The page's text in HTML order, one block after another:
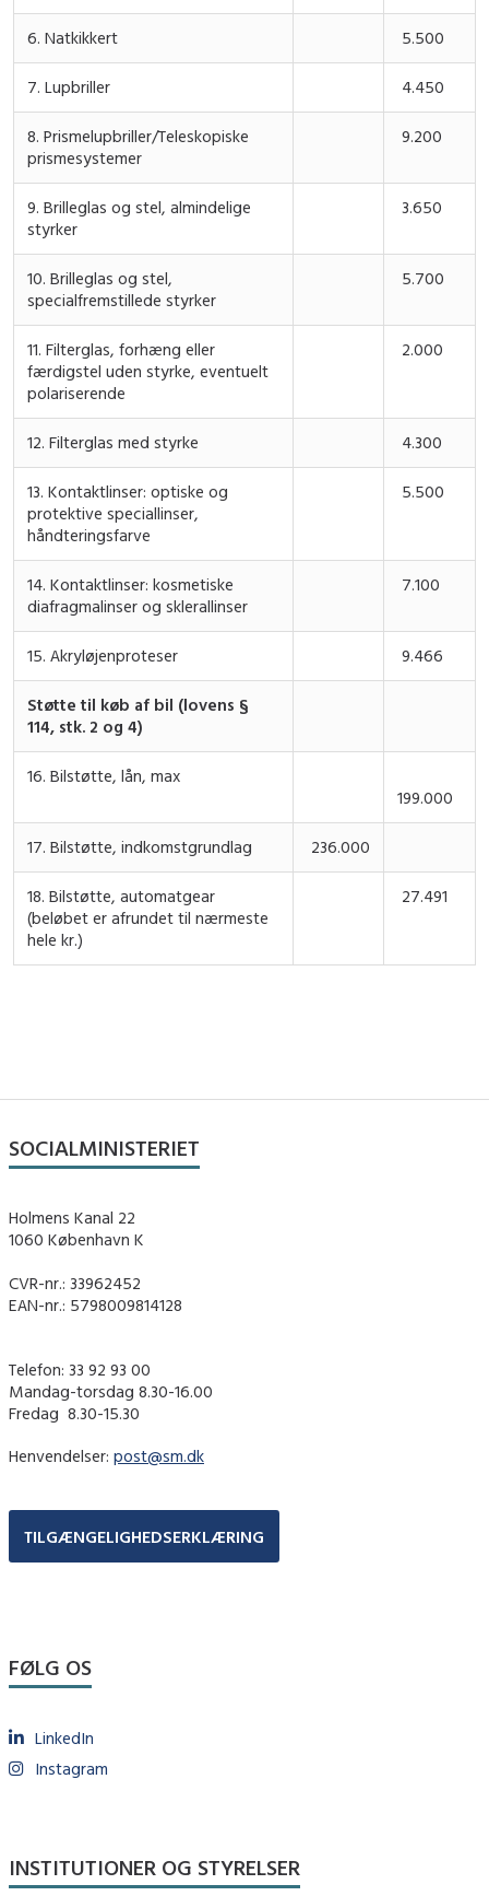
6. Natkikkert 5.500
7. Lupbriller 4.450
8. Prismelupbriller/Teleskopiske
prismesystemer
9.200
9. Brilleglas og stel, almindelige
styrker
3.650
10. Brilleglas og stel,
specialfremstillede styrker
5.700
11. Filterglas, forhæng eller
færdigstel uden styrke, eventuelt
polariserende
2.000
12. Filterglas med styrke 4.300
13. Kontaktlinser: optiske og
protektive speciallinser,
håndteringsfarve
5.500
14. Kontaktlinser: kosmetiske
diafragmalinser og sklerallinser
7.100
15. Akryløjenproteser 9.466
Støtte til køb af bil (lovens §
114, stk. 2 og 4)
16. Bilstøtte, lån, max
199.000
17. Bilstøtte, indkomstgrundlag 236.000
18. Bilstøtte, automatgear
(beløbet er afrundet til nærmeste
hele kr.)
27.491
SOCIALMINISTERIET
Holmens Kanal 22
1060 København K
CVR-nr.: 33962452
EAN-nr.: 5798009814128
Telefon: 33 92 93 00
Mandag-torsdag 8.30-16.00
Fredag ​ 8.30-15.30
Henvendelser: post@sm.dk
TILGÆNGELIGHEDSERKLÆRING
FØLG OS
LinkedIn
Instagram
INSTITUTIONER OG STYRELSER